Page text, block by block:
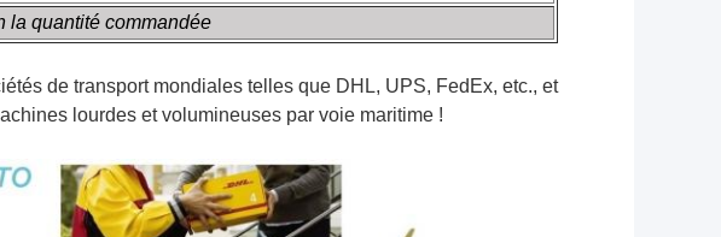
la quantité commandée
de transport mondiales telles que DHL, UPS, FedEx, etc., et
lourdes et volumineuses par voie maritime !